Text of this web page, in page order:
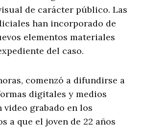
de carácter público. Las
han incorporado de
elementos materiales
del caso.
comenzó a difundirse a
digitales y medios
grabado en los
a que el joven de 22 años